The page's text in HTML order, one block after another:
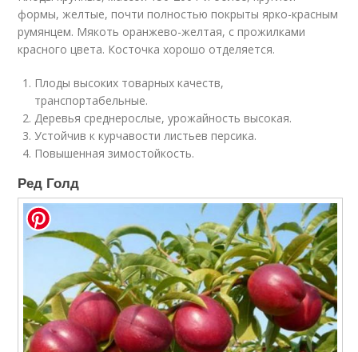
формы, желтые, почти полностью покрыты ярко-красным
румянцем. Мякоть оранжево-желтая, с прожилками
красного цвета. Косточка хорошо отделяется.
Плоды высоких товарных качеств,
транспортабельные.
Деревья среднерослые, урожайность высокая.
Устойчив к курчавости листьев персика.
Повышенная зимостойкость.
Ред Голд